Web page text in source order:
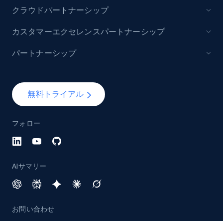
無料トライアル
フォロー
AIサマリー
お問い合わせ
クラウドパートナーシップ
カスタマーエクセレンスパートナーシップ
パートナーシップ